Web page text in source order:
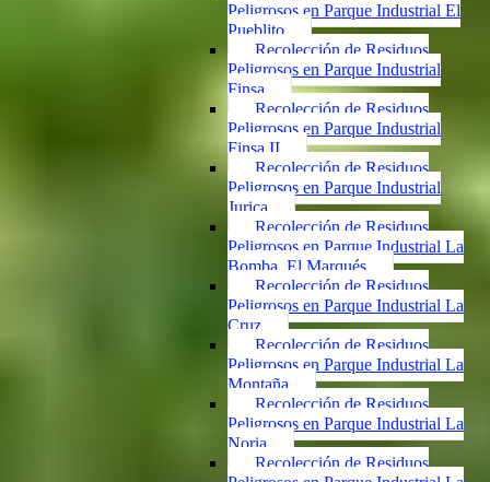
Peligrosos en Parque Industrial El
Pueblito
Recolección de Residuos
Peligrosos en Parque Industrial
Finsa
Recolección de Residuos
Peligrosos en Parque Industrial
Finsa II
Recolección de Residuos
Peligrosos en Parque Industrial
Jurica
Recolección de Residuos
Peligrosos en Parque Industrial La
Bomba, El Marqués
Recolección de Residuos
Peligrosos en Parque Industrial La
Cruz
Recolección de Residuos
Peligrosos en Parque Industrial La
Montaña
Recolección de Residuos
Peligrosos en Parque Industrial La
Noria
Recolección de Residuos